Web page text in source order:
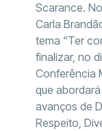
Scarance.
Carla
tema “Ter
finalizar, no
Conferência
que
avanços de
Respeito,